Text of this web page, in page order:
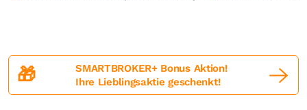
🎁
SMARTBROKER+ Bonus Aktion!
Ihre Lieblingsaktie geschenkt!